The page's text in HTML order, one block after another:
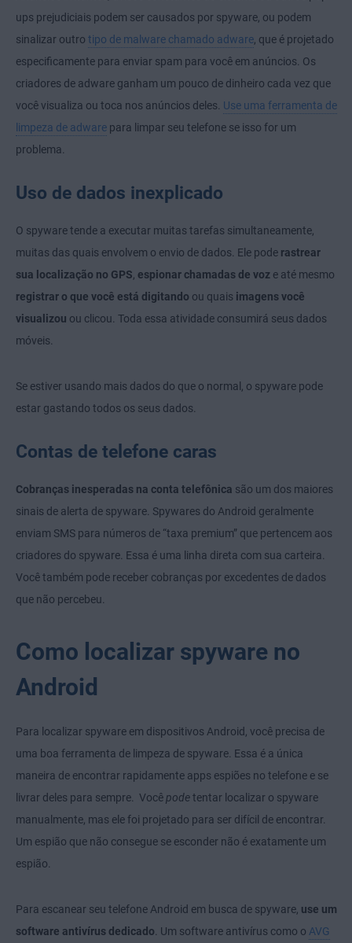
ups prejudiciais podem ser causados por spyware, ou podem
sinalizar outro tipo de malware chamado adware, que é projetado
especificamente para enviar spam para você em anúncios. Os
criadores de adware ganham um pouco de dinheiro cada vez que
você visualiza ou toca nos anúncios deles. Use uma ferramenta de
limpeza de adware para limpar seu telefone se isso for um
problema.
Uso de dados inexplicado
O spyware tende a executar muitas tarefas simultaneamente,
muitas das quais envolvem o envio de dados. Ele pode rastrear
sua localização no GPS, espionar chamadas de voz e até mesmo
registrar o que você está digitando ou quais imagens você
visualizou ou clicou. Toda essa atividade consumirá seus dados
móveis.
Se estiver usando mais dados do que o normal, o spyware pode
estar gastando todos os seus dados.
Contas de telefone caras
Cobranças inesperadas na conta telefônica são um dos maiores
sinais de alerta de spyware. Spywares do Android geralmente
enviam SMS para números de “taxa premium” que pertencem aos
criadores do spyware. Essa é uma linha direta com sua carteira.
Você também pode receber cobranças por excedentes de dados
que não percebeu.
Como localizar spyware no
Android
Para localizar spyware em dispositivos Android, você precisa de
uma boa ferramenta de limpeza de spyware. Essa é a única
maneira de encontrar rapidamente apps espiões no telefone e se
livrar deles para sempre. Vocêpodetentar localizar o spyware
manualmente, mas ele foi projetado para ser difícil de encontrar.
Um espião que não consegue se esconder não é exatamente um
espião.
Para escanear seu telefone Android em busca de spyware, use um
software antivírus dedicado. Um software antivírus como o AVG